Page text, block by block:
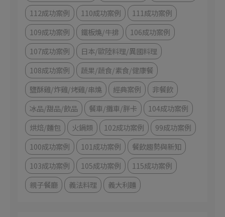
112成功案例
110成功案例
111成功案例
109成功案例
鐵板燒/牛排
106成功案例
107成功案例
日本/歐陸料理/異國料理
108成功案例
蔬果/蔬食/素食/健康餐
鹽酥雞/炸雞/烤雞/串燒
經典案例
非餐飲
冰品/甜品/飲品
餐車/攤車/胖卡
104成功案例
烘焙/麵包
火鍋類 102成功案例
99成功案例
100成功案例
101成功案例
餐飲趨勢與新知
103成功案例
105成功案例
115成功案例
親子餐廳
義法料理 義大利麵